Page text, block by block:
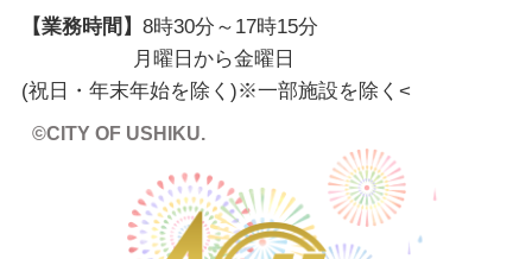
【業務時間】 8時30分～17時15分
月曜日から金曜日
(祝日・年末年始を除く)※一部施設を除く <
©CITY OF USHIKU.